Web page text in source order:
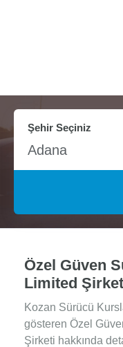
Şehir Seçiniz
Adana
Özel Güven
Limited
Kozan Sürücü
gösteren Özel
Şirketi hakkında